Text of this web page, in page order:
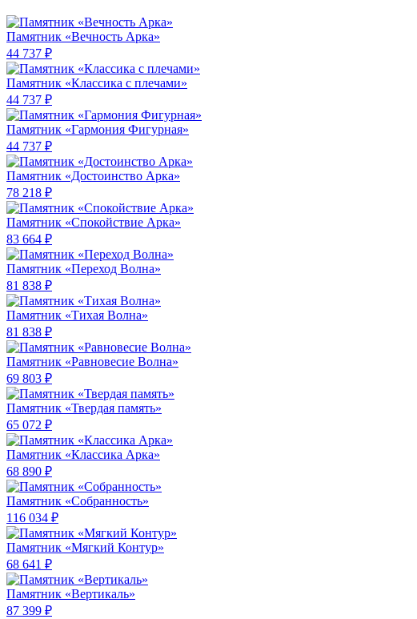
Памятник «Вечность Арка»
44 737 ₽
Памятник «Классика c плечами»
44 737 ₽
Памятник «Гармония Фигурная»
44 737 ₽
Памятник «Достоинство Арка»
78 218 ₽
Памятник «Спокойствие Арка»
83 664 ₽
Памятник «Переход Волна»
81 838 ₽
Памятник «Тихая Волна»
81 838 ₽
Памятник «Равновесие Волна»
69 803 ₽
Памятник «Твердая память»
65 072 ₽
Памятник «Классика Арка»
68 890 ₽
Памятник «Собранность»
116 034 ₽
Памятник «Мягкий Контур»
68 641 ₽
Памятник «Вертикаль»
87 399 ₽